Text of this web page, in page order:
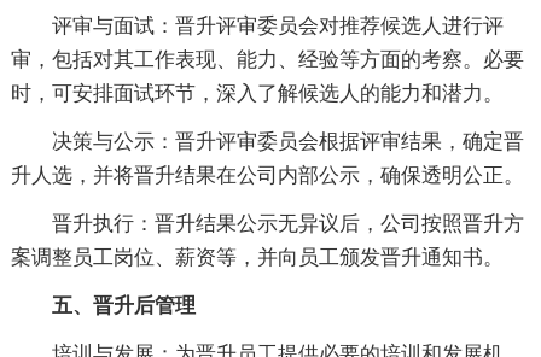
评审与面试：晋升评审委员会对推荐候选人进行评
审，包括对其工作表现、能力、经验等方面的考察。必要
时，可安排面试环节，深入了解候选人的能力和潜力。
决策与公示：晋升评审委员会根据评审结果，确定晋
升人选，并将晋升结果在公司内部公示，确保透明公正。
晋升执行：晋升结果公示无异议后，公司按照晋升方
案调整员工岗位、薪资等，并向员工颁发晋升通知书。
五、晋升后管理